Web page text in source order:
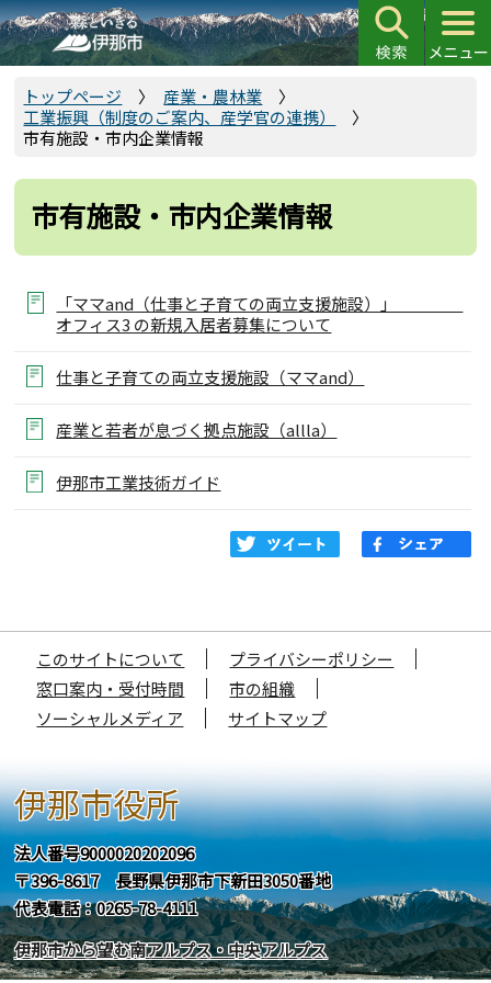
こ
の
ペ
先
トップページ
産業・農林業
工業振興（制度のご案内、産学官の連携）
市有施設・市内企業情報
市有施設・市内企業情報
「ママand（仕事と子育ての両立支援施設）」
オフィス3 の新規入居者募集について
仕事と子育ての両立支援施設（ママand）
産業と若者が息づく拠点施設（allla）
伊那市工業技術ガイド
このサイトについて
プライバシーポリシー
窓口案内・受付時間
市の組織
ソーシャルメディア
サイトマップ
伊那市役所
法人番号9000020202096
〒396-8617 長野県伊那市下新田3050番地
代表電話：0265-78-4111
伊那市から望む南アルプス・中央アルプス